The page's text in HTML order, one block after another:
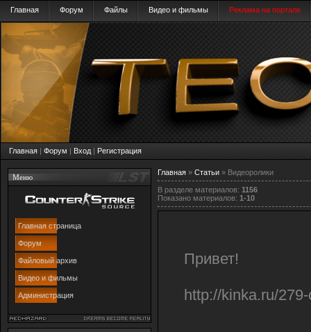
Главная Форум Файлы Видео и фильмы Реклама на портале
Главная | Форум | Вход | Регистрация
Меню
Главная страница
Форум
Файловый архив
Видео и фильмы
Администрация
Главная » Статьи » Видеоролики
В разделе материалов: 1156
Показано материалов: 1-10
Привет!
http://kinka.ru/